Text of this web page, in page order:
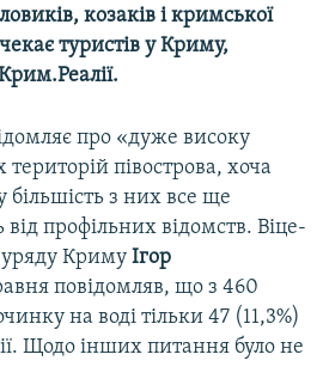
козаків і кримської
туристів у Криму,
про «дуже високу
півострова, хоча
з них все ще
профільних відомств. Віце-
уряду Криму Ігор
повідомляв, що з 460
на воді тільки 47 (11,3%)
Щодо інших питання було не